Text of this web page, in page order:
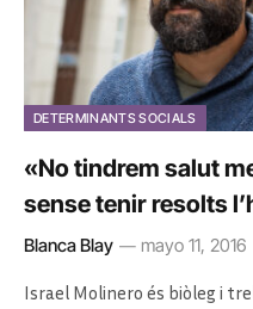
DETERMINANTS SOCIALS
«No tindrem salut
sense tenir resolts
Blanca Blay mayo 11, 2016
Israel Molinero és biòleg i